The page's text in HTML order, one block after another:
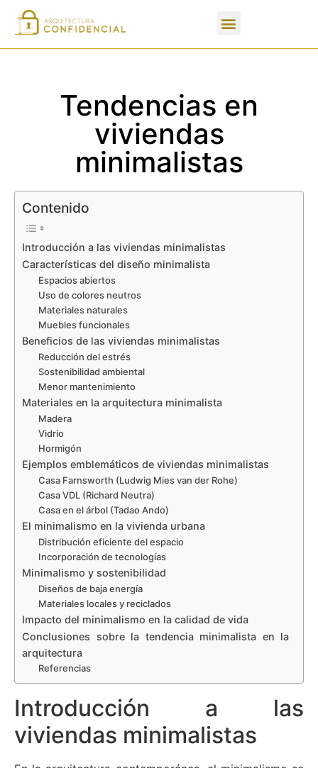
Tendencias en
viviendas
minimalistas
Contenido
Introducción a las viviendas minimalistas
Características del diseño minimalista
Espacios abiertos
Uso de colores neutros
Materiales naturales
Muebles funcionales
Beneficios de las viviendas minimalistas
Reducción del estrés
Sostenibilidad ambiental
Menor mantenimiento
Materiales en la arquitectura minimalista
Madera
Vidrio
Hormigón
Ejemplos emblemáticos de viviendas minimalistas
Casa Farnsworth (Ludwig Mies van der Rohe)
Casa VDL (Richard Neutra)
Casa en el árbol (Tadao Ando)
El minimalismo en la vivienda urbana
Distribución eficiente del espacio
Incorporación de tecnologías
Minimalismo y sostenibilidad
Diseños de baja energía
Materiales locales y reciclados
Impacto del minimalismo en la calidad de vida
Conclusiones sobre la tendencia minimalista en la
arquitectura
Referencias
Introducción a las
viviendas minimalistas